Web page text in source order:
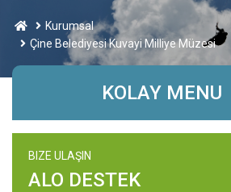
Kurumsal
Çine Belediyesi Kuvayi Milliye Müzesi
KOLAY MENU
BIZE ULAŞIN
ALO DESTEK